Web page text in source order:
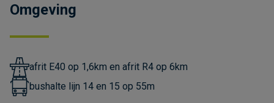
Omgeving
afrit E40 op 1,6km en afrit R4 op 6km
bushalte lijn 14 en 15 op 55m